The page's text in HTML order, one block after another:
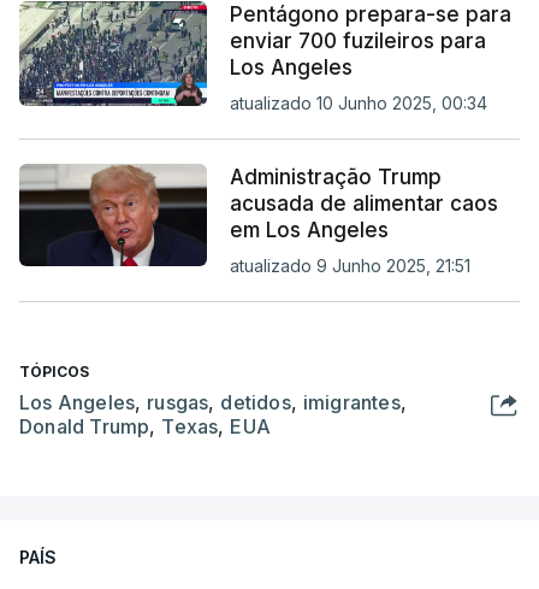
Pentágono prepara-se para
enviar 700 fuzileiros para
Los Angeles
atualizado 10 Junho 2025, 00:34
Administração Trump
acusada de alimentar caos
em Los Angeles
atualizado 9 Junho 2025, 21:51
TÓPICOS
Los Angeles, rusgas, detidos, imigrantes,
Donald Trump, Texas, EUA
PAÍS